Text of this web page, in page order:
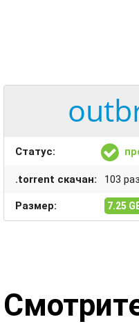
Статус:
.torrent скачан: 103 раз
Размер: 7.25